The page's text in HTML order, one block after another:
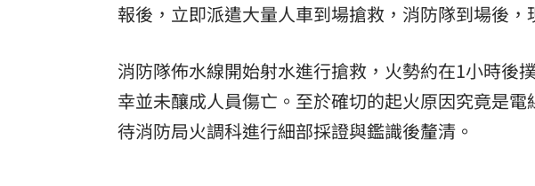
報後，立即派遣大量人車到場搶救，消防隊到場後，
消防隊佈水線開始射水進行搶救，火勢約在1小時後
幸並未釀成人員傷亡。至於確切的起火原因究竟是
待消防局火調科進行細部採證與鑑識後釐清。